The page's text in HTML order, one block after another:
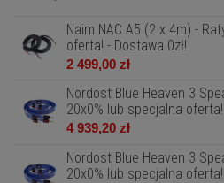
Naim NAC A5 (2 x 4m) -
oferta! - Dostawa 0zł!
2 499,00 zł
Nordost Blue Heaven 3
20x0% lub specjalna
4 939,20 zł
Nordost Blue Heaven 3
20x0% lub specjalna